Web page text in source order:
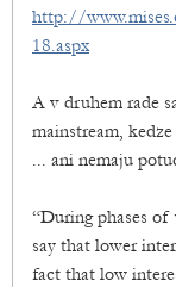
http://
18.aspx
A v druhem rade
mainstream,
... ani nemaju
“During phases of
say that lower
fact that low